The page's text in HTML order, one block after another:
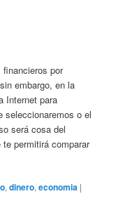
por
embargo, en la
Internet para
seleccionaremos o el
será cosa del
permitirá comparar
,dinero,economia |